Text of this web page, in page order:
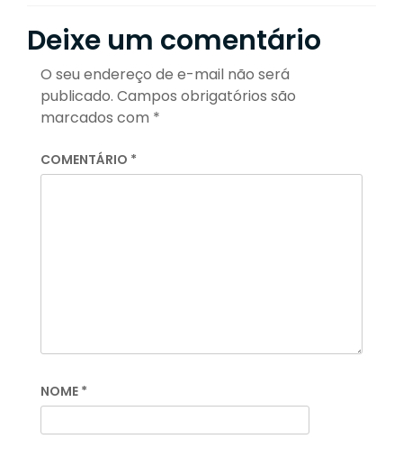
Deixe um comentário
O seu endereço de e-mail não será
publicado. Campos obrigatórios são
marcados com *
COMENTÁRIO *
NOME *